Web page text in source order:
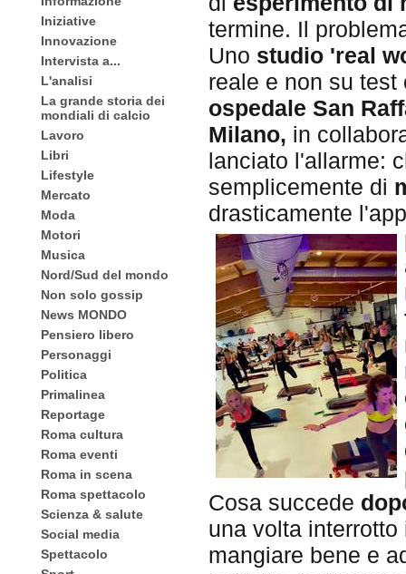
Iniziative
Innovazione
Intervista a...
L'analisi
La grande storia dei
mondiali di calcio
Lavoro
Libri
Lifestyle
Mercato
Moda
Motori
Musica
Nord/Sud del mondo
Non solo gossip
News MONDO
Pensiero libero
Personaggi
Politica
Primalinea
Reportage
Roma cultura
Roma eventi
Roma in scena
Roma spettacolo
Scienza & salute
Social media
Spettacolo
termine. Il
Uno studio 'real
reale e non su
ospedale San
Milano, in
lanciato l'allarme:
semplicemente di
drasticamente
Cosa succede
una volta
mangiare bene e